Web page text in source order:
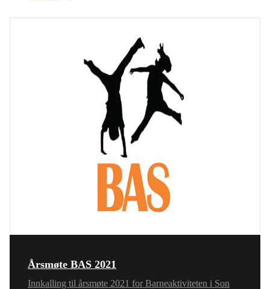
Årsmøte BAS 2021
Innkalling til årsmøte 2021 for Barneaktiviteten i Son